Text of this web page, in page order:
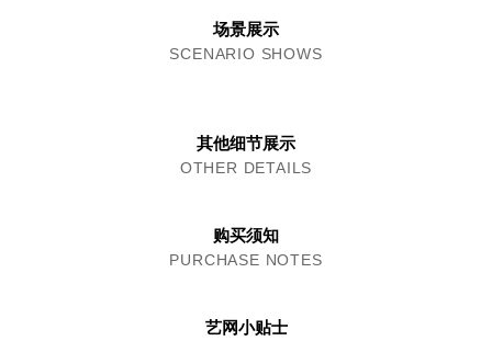
场景展示
SCENARIO SHOWS
其他细节展示
OTHER DETAILS
购买须知
PURCHASE NOTES
艺网小贴士